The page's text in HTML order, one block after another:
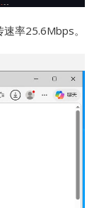
率25.6Mbps。